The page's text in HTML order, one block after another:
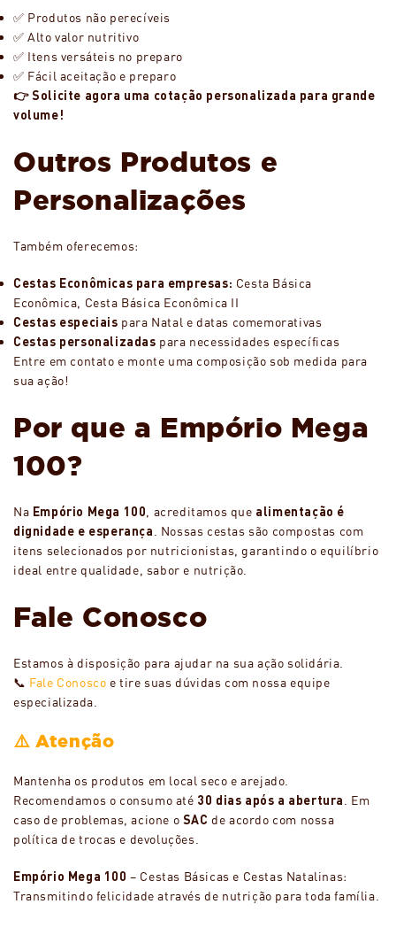
✅ Produtos não perecíveis
✅ Alto valor nutritivo
✅ Itens versáteis no preparo
✅ Fácil aceitação e preparo
👉 Solicite agora uma cotação personalizada para grande
volume!
Outros Produtos e
Personalizações
Também oferecemos:
Cestas Econômicas para empresas: Cesta Básica
Econômica, Cesta Básica Econômica II
Cestas especiais para Natal e datas comemorativas
Cestas personalizadas para necessidades específicas
Entre em contato e monte uma composição sob medida para
sua ação!
Por que a Empório Mega
100?
Na Empório Mega 100, acreditamos que alimentação é
dignidade e esperança . Nossas cestas são compostas com
itens selecionados por nutricionistas, garantindo o equilíbrio
ideal entre qualidade, sabor e nutrição.
Fale Conosco
Estamos à disposição para ajudar na sua ação solidária.
📞 Fale Conosco e tire suas dúvidas com nossa equipe
especializada.
⚠️ Atenção
Mantenha os produtos em local seco e arejado.
Recomendamos o consumo até 30 dias após a abertura
. Em
caso de problemas, acione o SAC de acordo com nossa
política de trocas e devoluções.
Empório Mega 100 – Cestas Básicas e Cestas Natalinas:
Transmitindo felicidade através de nutrição para toda família.